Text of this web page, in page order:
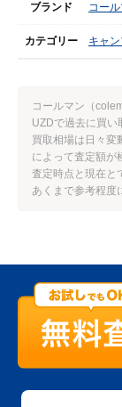
ブランド コー
カテゴリー キャ
コールマン（
UZDで過去に買い
買取相場は日々変
によって査定額が
査定時点と現在と
あくまで参考程度